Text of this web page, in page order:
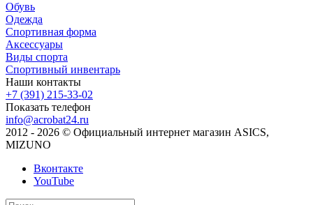
Обувь
Одежда
Спортивная форма
Аксессуары
Виды спорта
Спортивный инвентарь
Наши контакты
+7 (391) 215-33-02
Показать телефон
info@acrobat24.ru
2012 - 2026 © Официальный интернет магазин ASICS,
MIZUNO
Вконтакте
YouTube